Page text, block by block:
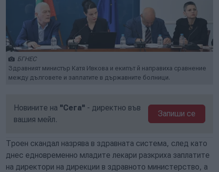
БГНЕС
Здравният министър Катя Ивкова и екипът й направиха сравнение
между дълговете и заплатите в държавните болници.
Новините на "Сега" - директно във
вашия мейл.
Запиши се
Троен скандал назрява в здравната система, след като
днес едновременно младите лекари разкриха заплатите
на директори на дирекции в здравното министерство, а